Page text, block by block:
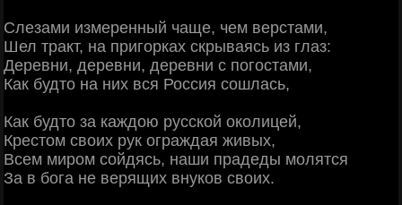
Слезами измеренный чаще, чем верстами,
Шел тракт, на пригорках скрываясь из глаз:
Деревни, деревни, деревни с погостами,
Как будто на них вся Россия сошлась,
Как будто за каждою русской околицей,
Крестом своих рук ограждая живых,
Всем миром сойдясь, наши прадеды молятся
За в бога не верящих внуков своих.